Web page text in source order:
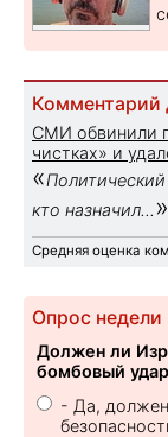
Комментарий
СМИ обвинили
чистках» и
«Политический
кто назначил... »
Средняя оценка
Опрос недели
Должен ли
бомбовый
- Да,